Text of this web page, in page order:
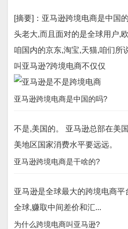
[摘要]：亚马逊跨境电商是中国
头老大,而且面对的是全球用户,
咱国内的京东,淘宝,天猫,咱们所
叫亚马逊?跨境电商不仅仅
亚马逊跨境电商是中国的吗?
不是,美国的。 亚马逊总部在美
美地区国家消费水平要远远。
亚马逊跨境电商是干啥的?
亚马逊是全球最大的跨境电商
全球,赚取中间差价和汇...
为什么跨境电商叫亚马逊?